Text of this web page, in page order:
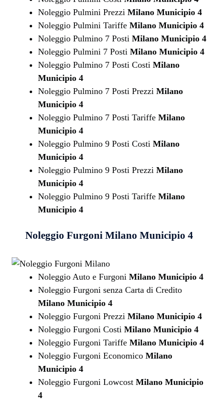
Noleggio Pulmini Prezzi Milano Municipio 4
Noleggio Pulmini Tariffe Milano Municipio 4
Noleggio Pulmino 7 Posti Milano Municipio 4
Noleggio Pulmini 7 Posti Milano Municipio 4
Noleggio Pulmino 7 Posti Costi Milano
Municipio 4
Noleggio Pulmino 7 Posti Prezzi Milano
Municipio 4
Noleggio Pulmino 7 Posti Tariffe Milano
Municipio 4
Noleggio Pulmino 9 Posti Costi Milano
Municipio 4
Noleggio Pulmino 9 Posti Prezzi Milano
Municipio 4
Noleggio Pulmino 9 Posti Tariffe Milano
Municipio 4
Noleggio FurgoniMilano Municipio 4
Noleggio Auto e Furgoni Milano Municipio 4
Noleggio Furgoni senza Carta di Credito
Milano Municipio 4
Noleggio Furgoni Prezzi Milano Municipio 4
Noleggio Furgoni Costi Milano Municipio 4
Noleggio Furgoni Tariffe Milano Municipio 4
Noleggio Furgoni Economico Milano
Municipio 4
Noleggio Furgoni Lowcost Milano Municipio
4